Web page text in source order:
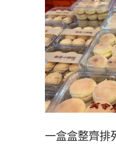
一盒盒整齊排